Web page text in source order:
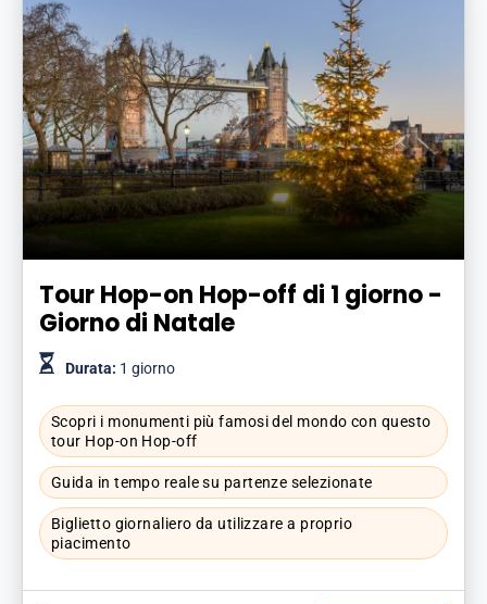
Tour Hop-on Hop-off di 1 giorno -
Giorno di Natale
Durata: 1 giorno
Scopri i monumenti più famosi del mondo con questo
tour Hop-on Hop-off
Guida in tempo reale su partenze selezionate
Biglietto giornaliero da utilizzare a proprio
piacimento